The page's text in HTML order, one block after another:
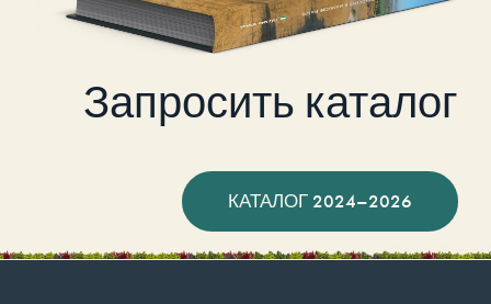
Запросить каталог
КАТАЛОГ 2024–2026